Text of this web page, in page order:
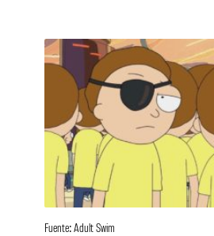
Fuente: Adult Swim